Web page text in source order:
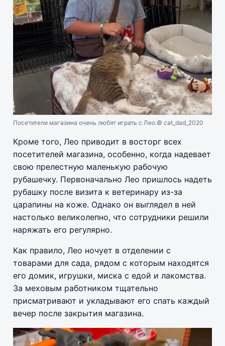
Посетители магазина очень любят играть с Лео.© cat_dad_2020
Кроме того, Лео приводит в восторг всех
посетителей магазина, особенно, когда надевает
свою прелестную маленькую рабочую
рубашечку. Первоначально Лео пришлось надеть
рубашку после визита к ветеринару из-за
царапины на коже. Однако он выглядел в ней
настолько великолепно, что сотрудники решили
наряжать его регулярно.
Как правило, Лео ночует в отделении с
товарами для сада, рядом с которым находятся
его домик, игрушки, миска с едой и лакомства.
За меховым работником тщательно
присматривают и укладывают его спать каждый
вечер после закрытия магазина.